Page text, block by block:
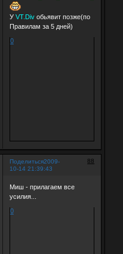
У VT.Divобьявит позже(по
Правилам за 5 дней)
0
Поделиться 88
2009-
10-14 21:39:43
Миш - прилагаем все
усилия...
0